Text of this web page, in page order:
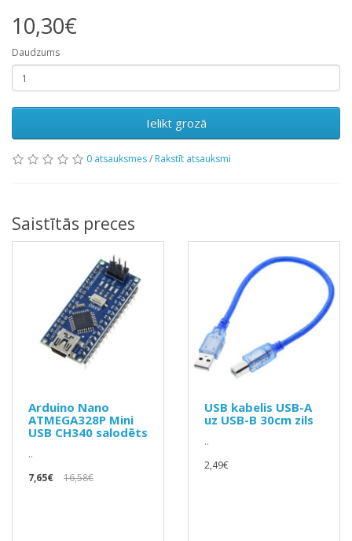
10,30€
Daudzums
Ielikt grozā
0 atsauksmes/ Rakstīt atsauksmi
Saistītās preces
Arduino Nano
ATMEGA328P Mini
USB CH340 salodēts
..
7,65€
16,58€
USB kabelis USB-A
uz USB-B 30cm zils
..
2,49€